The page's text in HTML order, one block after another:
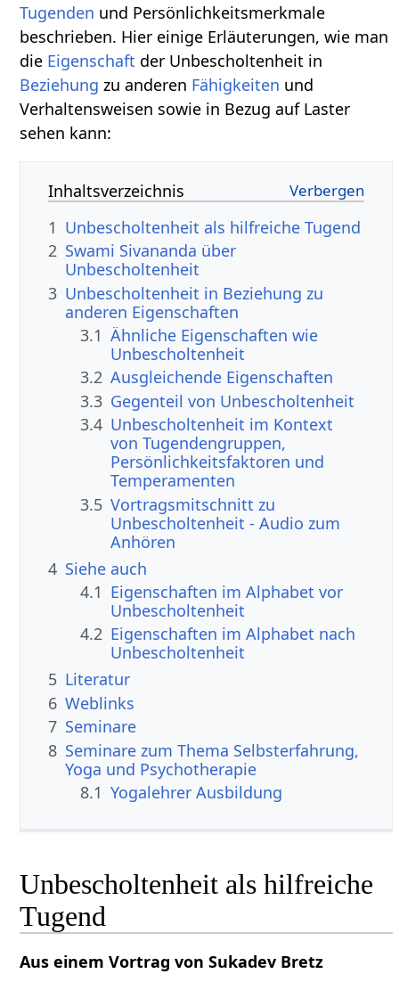
Tugenden und Persönlichkeitsmerkmale
beschrieben. Hier einige Erläuterungen, wie man
die Eigenschaft der Unbescholtenheit in
Beziehung zu anderen Fähigkeiten und
Verhaltensweisen sowie in Bezug auf Laster
sehen kann:
Inhaltsverzeichnis
1 Unbescholtenheit als hilfreiche Tugend
2 Swami Sivananda über
Unbescholtenheit
3 Unbescholtenheit in Beziehung zu
anderen Eigenschaften
3.1 Ähnliche Eigenschaften wie
Unbescholtenheit
3.2 Ausgleichende Eigenschaften
3.3 Gegenteil von Unbescholtenheit
3.4 Unbescholtenheit im Kontext
von Tugendengruppen,
Persönlichkeitsfaktoren und
Temperamenten
3.5 Vortragsmitschnitt zu
Unbescholtenheit - Audio zum
Anhören
4 Siehe auch
4.1 Eigenschaften im Alphabet vor
Unbescholtenheit
4.2 Eigenschaften im Alphabet nach
Unbescholtenheit
5 Literatur
6 Weblinks
7 Seminare
8 Seminare zum Thema Selbsterfahrung,
Yoga und Psychotherapie
8.1 Yogalehrer Ausbildung
Unbescholtenheit als hilfreiche
Tugend
Aus einem Vortrag von Sukadev Bretz